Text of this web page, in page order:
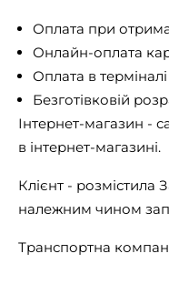
Оплата при
Онлайн-оплата
Оплата в терміналі
Безготівковій
Інтернет-магазин -
в інтернет-магазині.
Клієнт -
належним чином
Транспортна